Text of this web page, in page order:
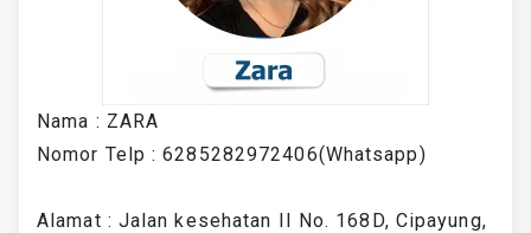
Nama : ZARA
Nomor Telp : 6285282972406(Whatsapp)
Alamat : Jalan kesehatan II No. 168D, Cipayung,